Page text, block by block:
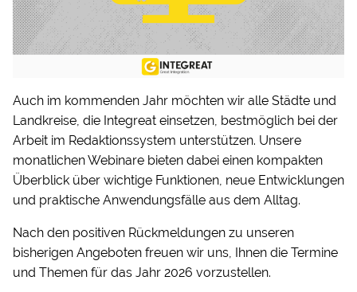
Auch im kommenden Jahr möchten wir alle Städte und
Landkreise, die Integreat einsetzen, bestmöglich bei der
Arbeit im Redaktionssystem unterstützen. Unsere
monatlichen Webinare bieten dabei einen kompakten
Überblick über wichtige Funktionen, neue Entwicklungen
und praktische Anwendungsfälle aus dem Alltag.
Nach den positiven Rückmeldungen zu unseren
bisherigen Angeboten freuen wir uns, Ihnen die Termine
und Themen für das Jahr 2026 vorzustellen.